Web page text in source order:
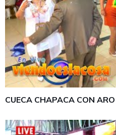
CUECA CHAPACA CON